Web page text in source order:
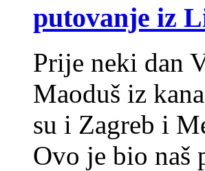
putovanje iz
Prije neki dan
Maoduš iz
su i Zagreb i
Ovo je bio naš